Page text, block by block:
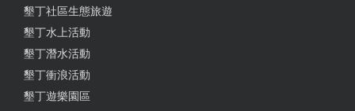
墾丁社區生態旅遊
墾丁水上活動
墾丁潛水活動
墾丁衝浪活動
墾丁遊樂園區